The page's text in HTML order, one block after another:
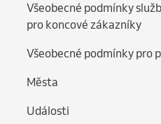
Všeobecné podmínky
pro koncové zákazníky
Všeobecné podmínky pro
Města
Události